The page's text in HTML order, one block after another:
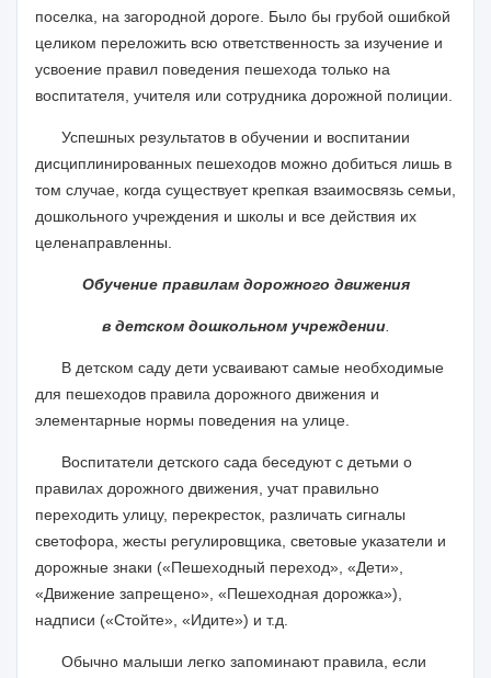
поселка, на загородной дороге. Было бы грубой ошибкой
целиком переложить всю ответственность за изучение и
усвоение правил поведения пешехода только на
воспитателя, учителя или сотрудника дорожной полиции.
Успешных результатов в обучении и воспитании
дисциплинированных пешеходов можно добиться лишь в
том случае, когда существует крепкая взаимосвязь семьи,
дошкольного учреждения и школы и все действия их
целенаправленны.
Обучение правилам дорожного движения
в детском дошкольном учреждении.
В детском саду дети усваивают самые необходимые
для пешеходов правила дорожного движения и
элементарные нормы поведения на улице.
Воспитатели детского сада беседуют с детьми о
правилах дорожного движения, учат правильно
переходить улицу, перекресток, различать сигналы
светофора, жесты регулировщика, световые указатели и
дорожные знаки («Пешеходный переход», «Дети»,
«Движение запрещено», «Пешеходная дорожка»),
надписи («Стойте», «Идите») и т.д.
Обычно малыши легко запоминают правила, если